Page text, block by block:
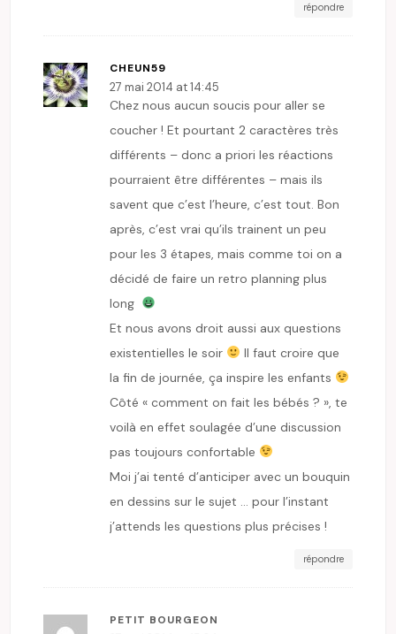
répondre
CHEUN59
27 mai 2014 at 14:45
Chez nous aucun soucis pour aller se
coucher ! Et pourtant 2 caractères très
différents – donc a priori les réactions
pourraient être différentes – mais ils
savent que c’est l’heure, c’est tout. Bon
après, c’est vrai qu’ils trainent un peu
pour les 3 étapes, mais comme toi on a
décidé de faire un retro planning plus
long
Et nous avons droit aussi aux questions
existentielles le soir
Il faut croire que
la fin de journée, ça inspire les enfants
Côté « comment on fait les bébés ? », te
voilà en effet soulagée d’une discussion
pas toujours confortable
Moi j’ai tenté d’anticiper avec un bouquin
en dessins sur le sujet … pour l’instant
j’attends les questions plus précises !
répondre
PETIT BOURGEON